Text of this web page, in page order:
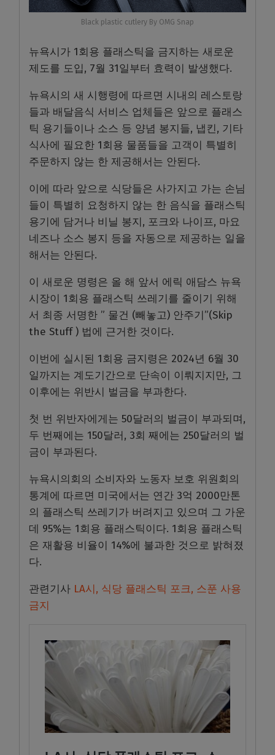
Black plastic cutlery By OMG Snap
뉴욕시가 1회용 플래스틱을 금지하는 새로운
제도를 도입, 7월 31일부터 효력이 발생했다.
뉴욕시의 새 시행령에 따르면 시내의 레스토랑
들과 배달음식 서비스 업체들은 앞으로 플래스
틱 용기들이나 소스 등 양념 봉지들, 냅킨, 기타
식사에 필요한 1회용 물품들을 고객이 특별히
주문하지 않는 한 제공해서는 안된다.
이에 따라 앞으로 식당들은 사가지고 가는 손님
들이 특별히 요청하지 않는 한 음식을 플래스틱
용기에 담거나 비닐 봉지, 포크와 나이프, 마요
네즈나 소스 봉지 등을 자동으로 제공하는 일을
해서는 안된다.
이 새로운 명령은 올 해 앞서 에릭 애담스 뉴욕
시장이 1회용 플래스틱 쓰레기를 줄이기 위해
서 최종 서명한 ” 물건 (빼놓고) 안주기”(Skip
the Stuff ) 법에 근거한 것이다.
이번에 실시된 1회용 금지령은 2024년 6월 30
일까지는 계도기간으로 단속이 이뤄지지만, 그
이후에는 위반시 벌금을 부과한다.
첫 번 위반자에게는 50달러의 벌금이 부과되며,
두 번째에는 150달러, 3회 째에는 250달러의 벌
금이 부과된다.
뉴욕시의회의 소비자와 노동자 보호 위원회의
통계에 따르면 미국에서는 연간 3억 2000만톤
의 플래스틱 쓰레기가 버려지고 있으며 그 가운
데 95%는 1회용 플래스틱이다. 1회용 플래스틱
은 재활용 비율이 14%에 불과한 것으로 밝혀졌
다.
관련기사 LA시, 식당 플래스틱 포크, 스푼 사용
금지